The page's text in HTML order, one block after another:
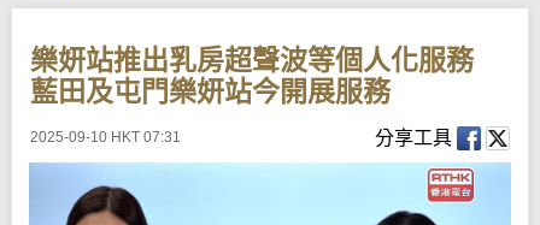
c
樂妍站推出乳房超聲波等個人化服務
藍田及屯門樂妍站今開展服務
2025-09-10 HKT 07:31 分享工具